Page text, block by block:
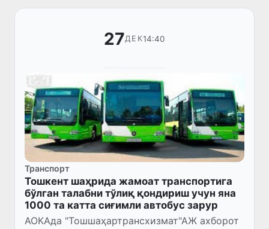
27ДЕК14:40
Транспорт
Тошкент шаҳрида жамоат транспортига
бўлган талабни тўлиқ қондириш учун яна
1000 та катта сиғимли автобус зарур
АОКАда "Тошшаҳартрансхизмат"АЖ ахборот